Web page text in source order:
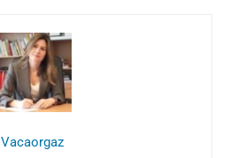
Vacaorgaz